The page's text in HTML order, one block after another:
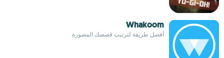
Whakoom
أفضل طريقة لترتيب قصصك المصورة